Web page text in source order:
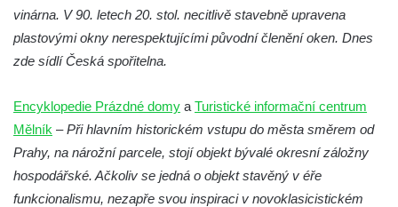
Gymnázium v Rumburku
Budova čp. 1066/3 (Základní škola Tyršova)
v Rumburku
Rumburku
Dům čp. 105/10 na Lužickém náměstí v
Rumburku
Dům čp. 103/8 na Lužickém náměstí v
vinárna. V 90. letech 20. stol. necitlivě stavebně upravena
plastovými okny nerespektujícími původní členění oken. Dnes
zde sídlí Česká spořitelna.
Encyklopedie Prázdné domy a Turistické informační centrum
Mělník –Při hlavním historickém vstupu do města směrem od
Prahy, na nárožní parcele, stojí objekt bývalé okresní záložny
hospodářské. Ačkoliv se jedná o objekt stavěný v éře
funkcionalismu, nezapře svou inspiraci v novoklasicistickém